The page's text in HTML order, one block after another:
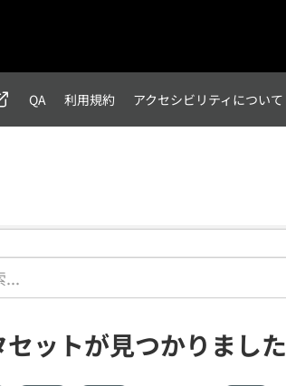
QA 利用規約 アクセシビリティについて
ットが見つかりました